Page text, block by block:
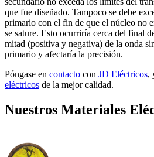
que fue diseñado. Tampoco se debe
primario con el fin de que el núcleo no
se sature. Esto ocurriría cerca del final
mitad (positiva y negativa) de la onda
primario y afectaría la precisión.
Póngase en contacto con JD Eléctricos,
eléctricos de la mejor calidad.
Nuestros Materiales